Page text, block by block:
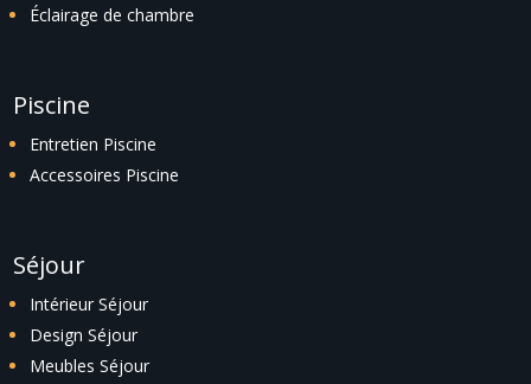
Éclairage de chambre
Piscine
Entretien Piscine
Accessoires Piscine
Séjour
Intérieur Séjour
Design Séjour
Meubles Séjour